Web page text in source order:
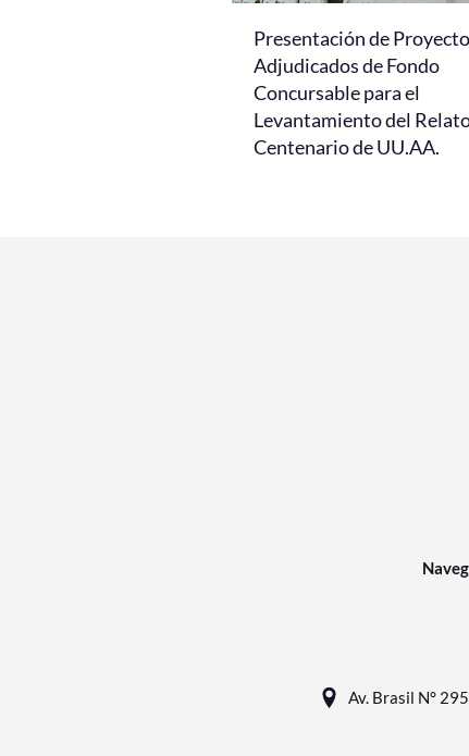
Presentación de
Adjudicados de Fondo
Concursable para el
Levantamiento del
Centenario de UU.AA.
Av. Brasil N°